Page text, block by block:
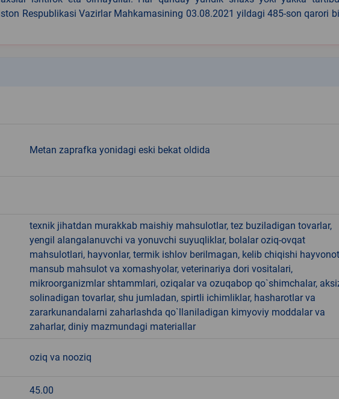
Respublikasi Vazirlar Mahkamasining 03.08.2021 yildagi 485-son qarori
Metan zaprafka yonidagi eski bekat oldida
texnik jihatdan murakkab maishiy mahsulotlar, tez buziladigan tovarlar,
yengil alangalanuvchi va yonuvchi suyuqliklar, bolalar oziq-ovqat
mahsulotlari, hayvonlar, termik ishlov berilmagan, kelib chiqishi
mansub mahsulot va xomashyolar, veterinariya dori vositalari,
mikroorganizmlar shtammlari, oziqalar va ozuqabop qo`shimchalar,
solinadigan tovarlar, shu jumladan, spirtli ichimliklar, hasharotlar va
zararkunandalarni zaharlashda qo`llaniladigan kimyoviy moddalar va
zaharlar, diniy mazmundagi materiallar
oziq va nooziq
45.00